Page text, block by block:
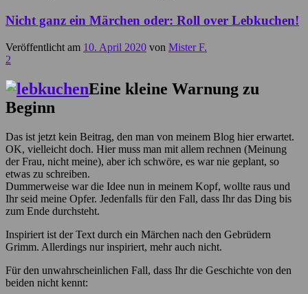
Nicht ganz ein Märchen oder: Roll over Lebkuchen!
Veröffentlicht am 10. April 2020 von Mister F.
2
Eine kleine Warnung zu
Beginn
Das ist jetzt kein Beitrag, den man von meinem Blog hier erwartet.
OK, vielleicht doch. Hier muss man mit allem rechnen (Meinung
der Frau, nicht meine), aber ich schwöre, es war nie geplant, so
etwas zu schreiben.
Dummerweise war die Idee nun in meinem Kopf, wollte raus und
Ihr seid meine Opfer. Jedenfalls für den Fall, dass Ihr das Ding bis
zum Ende durchsteht.
Inspiriert ist der Text durch ein Märchen nach den Gebrüdern
Grimm. Allerdings nur inspiriert, mehr auch nicht.
Für den unwahrscheinlichen Fall, dass Ihr die Geschichte von den
beiden nicht kennt: